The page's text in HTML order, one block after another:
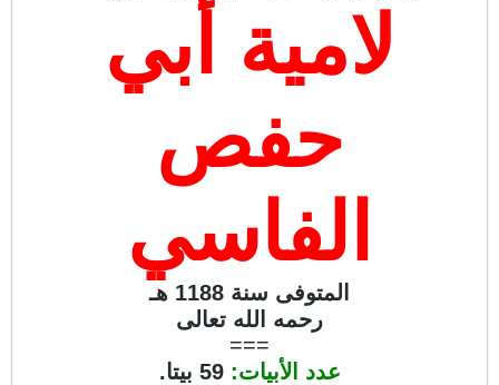
لامية أبي
حفص
الفاسي
المتوفى سنة 1188 هـ
رحمه الله تعالى
===
عدد الأبيات: 59 بيتا.